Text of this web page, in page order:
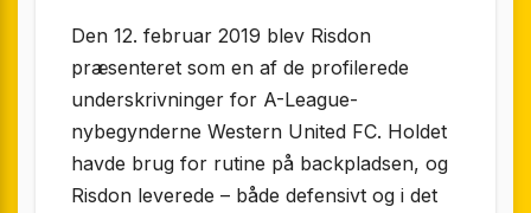
Den 12. februar 2019 blev Risdon
præsenteret som en af de profilerede
underskrivninger for A-League-
nybegynderne Western United FC. Holdet
havde brug for rutine på backpladsen, og
Risdon leverede – både defensivt og i det